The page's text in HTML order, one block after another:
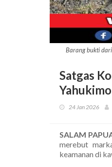
Barang bukti
Satgas
Yahukimo
24 Jan 2026
SALAM
merebut
keamanan di